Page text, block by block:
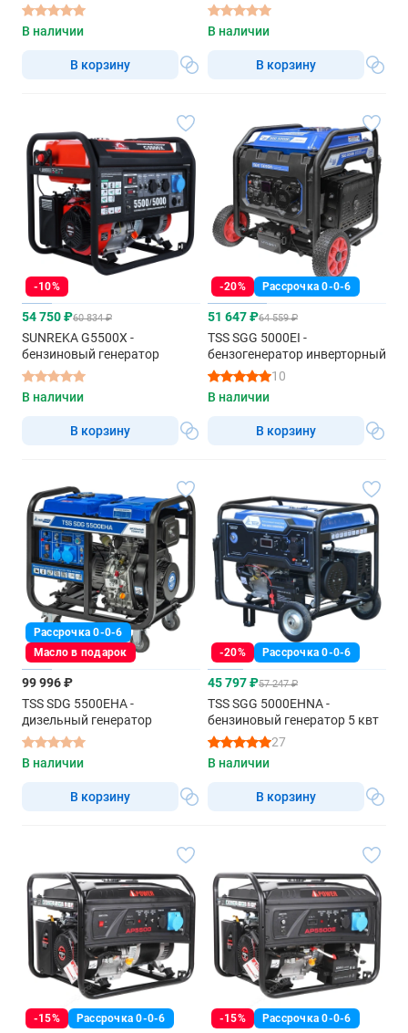
В наличии
В корзину
В наличии
В корзину
-10%
54 750 ₽60 834 ₽
SUNREKA G5500X -
бензиновый генератор
В наличии
В корзину
-20% Рассрочка 0-0-6
51 647 ₽64 559 ₽
TSS SGG 5000EI -
бензогенератор инверторный
10
В наличии
В корзину
Рассрочка 0-0-6
Масло в подарок
99 996 ₽
TSS SDG 5500EHA -
дизельный генератор
В наличии
В корзину
-20% Рассрочка 0-0-6
45 797 ₽57 247 ₽
TSS SGG 5000EHNA -
бензиновый генератор 5 квт
27
В наличии
В корзину
-15% Рассрочка 0-0-6 -15% Рассрочка 0-0-6